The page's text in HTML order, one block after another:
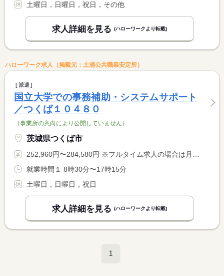
土曜日，日曜日，祝日，その他
求人詳細を見る (ハローワークより転載)
ハローワーク求人（掲載元：土浦公共職業安定所）
派遣
国立大学での事務補助・システムサポート
／つくば１０４８０
（事業所の意向により公開していません）
茨城県つくば市
252,960円〜284,580円 ※フルタイム求人の場合は月額（換算額）、パート求人の場合は時間額を表示しています。
就業時間１ 8時30分〜17時15分
土曜日，日曜日，祝日
求人詳細を見る (ハローワークより転載)
1